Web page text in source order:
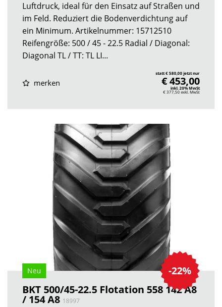
Luftdruck, ideal für den Einsatz auf Straßen und
im Feld. Reduziert die Bodenverdichtung auf
ein Minimum. Artikelnummer: 15712510
Reifengröße: 500 / 45 - 22.5 Radial / Diagonal:
Diagonal TL / TT: TL LI...
merken
statt € 580,00 jetzt nur
€ 453,00
inkl. 20% MwSt
€ 377,50exkl. MwSt
-22%
Neu
BKT 500/45-22.5 Flotation 558 142 A8
/ 154 A8 18997